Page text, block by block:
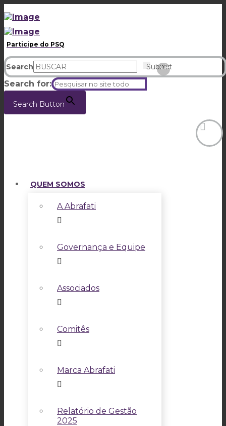
Participe do PSQ
Search Submit
Clear
Search for:
Search Button
QUEM SOMOS
A Abrafati
Governança e Equipe
Associados
Comitês
Marca Abrafati
Relatório de Gestão
2025